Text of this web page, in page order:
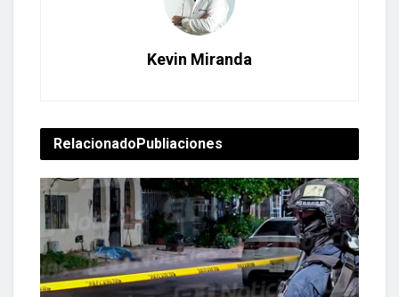
Kevin Miranda
RelacionadoPubliaciones